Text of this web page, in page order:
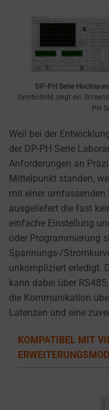
DP-PH Serie
Symbolbild zeigt ein
PH
Weil bei der
der DP-PH Serie
Anforderungen an
Mittelpunkt standen,
mit einer umfassenden
ausgeliefert die fast
einfache Einstellung
oder Programmierung
Spannungs-/
unkompliziert erledigt.
kann dabei über
die Kommunikation
Latenzen und eine
KOMPATIBEL MIT
delete
whenever
you
choose.
For
more
details
on
how
website
uses
cookies
collects
data,